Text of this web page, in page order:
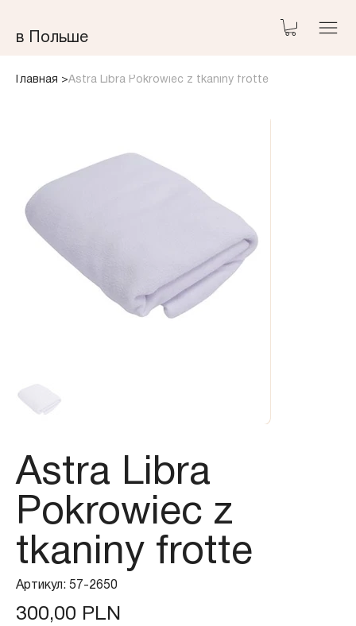
​в Польше
Главная >Astra Libra Pokrowiec z tkaniny frotte
Astra Libra
Pokrowiec z
tkaniny frotte
Артикул: Артикул:
57-
57-2650
Цена
300,00 PLN